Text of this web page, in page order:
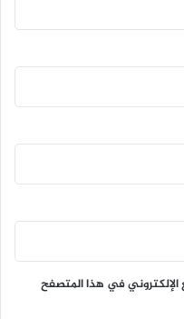
الإلكتروني في هذا المتصفح